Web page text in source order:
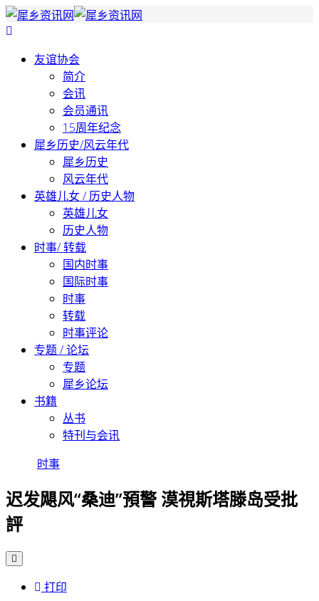
友谊协会
简介
会讯
会员通讯
15周年纪念
犀乡历史/风云年代
犀乡历史
风云年代
英雄儿女 / 历史人物
英雄儿女
历史人物
时事/ 转载
国内时事
国际时事
时事
转载
时事评论
专题 / 论坛
专题
犀乡论坛
书籍
丛书
特刊与会讯
时事
迟发飓风“桑迪”預警 漠視斯塔滕岛受批
評
打印